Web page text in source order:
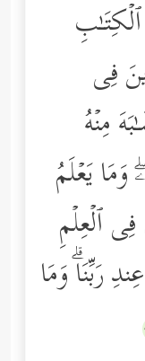
فِی
مِنۡهُ
وَمَا یَعۡلَمُ
فِی ٱلۡعِلۡمِ
رَبِّنَاۗ وَمَا